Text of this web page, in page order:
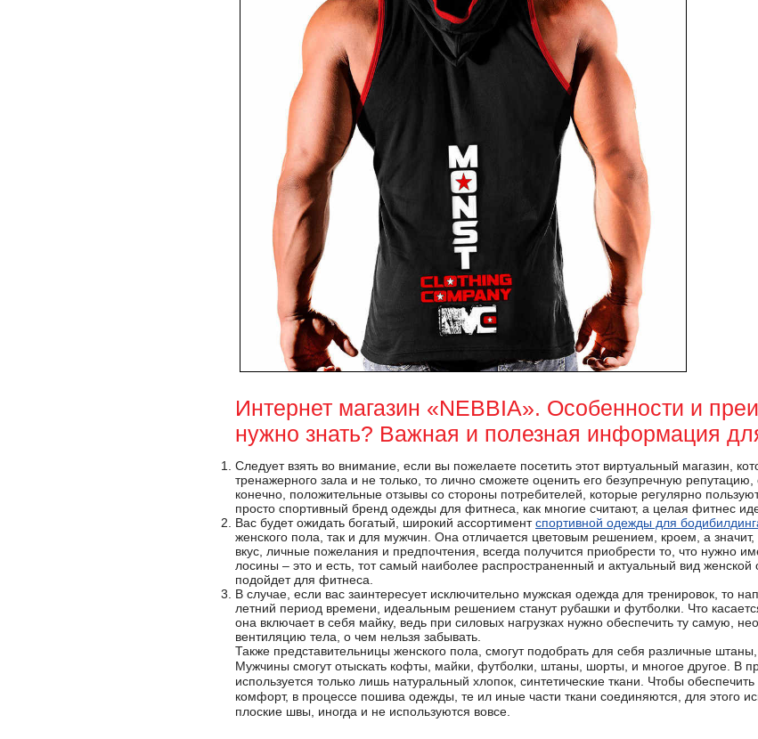
Интернет магазин «NEBBIA». Особенности и
нужно знать? Важная и полезная информация
Следует взять во внимание, если вы пожелаете посетить этот виртуальный магазин,
тренажерного зала и не только, то лично сможете оценить его безупречную репутацию,
конечно, положительные отзывы со стороны потребителей, которые регулярно
просто спортивный бренд одежды для фитнеса, как многие считают, а целая фитнес
Вас будет ожидать богатый, широкий ассортиментспортивной одежды для
женского пола, так и для мужчин. Она отличается цветовым решением, кроем, а
вкус, личные пожелания и предпочтения, всегда получится приобрести то, что нужно
лосины – это и есть, тот самый наиболее распространенный и актуальный вид
подойдет для фитнеса.
В случае, если вас заинтересует исключительно мужская одежда для тренировок, то
летний период времени, идеальным решением станут рубашки и футболки. Что
она включает в себя майку, ведь при силовых нагрузках нужно обеспечить ту самую,
вентиляцию тела, о чем нельзя забывать.
Также представительницы женского пола, смогут подобрать для себя различные
Мужчины смогут отыскать кофты, майки, футболки, штаны, шорты, и многое другое. В
используется только лишь натуральный хлопок, синтетические ткани. Чтобы
комфорт, в процессе пошива одежды, те ил иные части ткани соединяются, для этого
плоские швы, иногда и не используются вовсе.